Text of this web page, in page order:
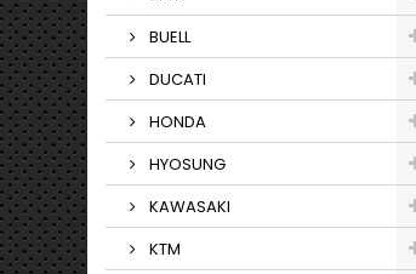
BUELL
DUCATI
HONDA
HYOSUNG
KAWASAKI
KTM